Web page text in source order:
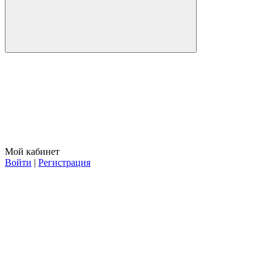
Мой кабинет
Войти | Регистрация